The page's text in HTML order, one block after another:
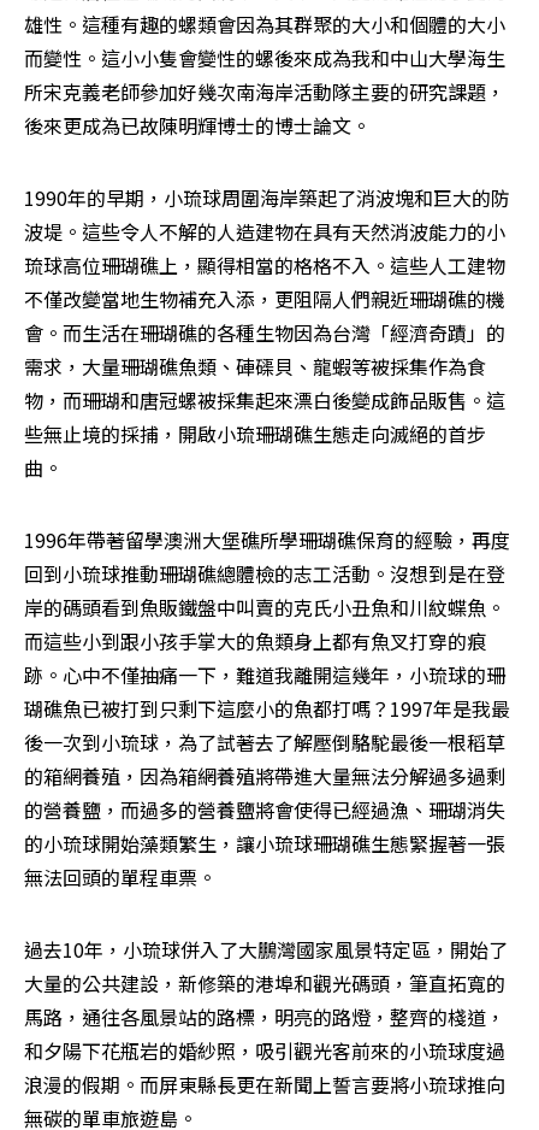
雄性。這種有趣的螺類會因為其群聚的大小和個體的大小
而變性。這小小隻會變性的螺後來成為我和中山大學海生
所宋克義老師參加好幾次南海岸活動隊主要的研究課題，
後來更成為已故陳明輝博士的博士論文。
1990年的早期，小琉球周圍海岸築起了消波塊和巨大的防
波堤。這些令人不解的人造建物在具有天然消波能力的小
琉球高位珊瑚礁上，顯得相當的格格不入。這些人工建物
不僅改變當地生物補充入添，更阻隔人們親近珊瑚礁的機
會。而生活在珊瑚礁的各種生物因為台灣「經濟奇蹟」的
需求，大量珊瑚礁魚類、硨磲貝、龍蝦等被採集作為食
物，而珊瑚和唐冠螺被採集起來漂白後變成飾品販售。這
些無止境的採捕，開啟小琉珊瑚礁生態走向滅絕的首步
曲。
1996年帶著留學澳洲大堡礁所學珊瑚礁保育的經驗，再度
回到小琉球推動珊瑚礁總體檢的志工活動。沒想到是在登
岸的碼頭看到魚販鐵盤中叫賣的克氏小丑魚和川紋蝶魚。
而這些小到跟小孩手掌大的魚類身上都有魚叉打穿的痕
跡。心中不僅抽痛一下，難道我離開這幾年，小琉球的珊
瑚礁魚已被打到只剩下這麼小的魚都打嗎？1997年是我最
後一次到小琉球，為了試著去了解壓倒駱駝最後一根稻草
的箱網養殖，因為箱網養殖將帶進大量無法分解過多過剩
的營養鹽，而過多的營養鹽將會使得已經過漁、珊瑚消失
的小琉球開始藻類繁生，讓小琉球珊瑚礁生態緊握著一張
無法回頭的單程車票。
過去10年，小琉球併入了大鵬灣國家風景特定區，開始了
大量的公共建設，新修築的港埠和觀光碼頭，筆直拓寬的
馬路，通往各風景站的路標，明亮的路燈，整齊的棧道，
和夕陽下花瓶岩的婚紗照，吸引觀光客前來的小琉球度過
浪漫的假期。而屏東縣長更在新聞上誓言要將小琉球推向
無碳的單車旅遊島。